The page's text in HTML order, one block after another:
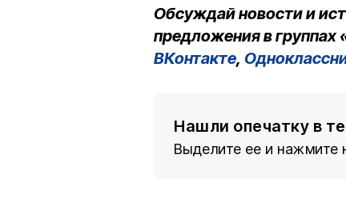
Обсуждай новости и
предложения в группах
ВКонтакте,
Нашли опечатку в
Выделите ее и нажмите